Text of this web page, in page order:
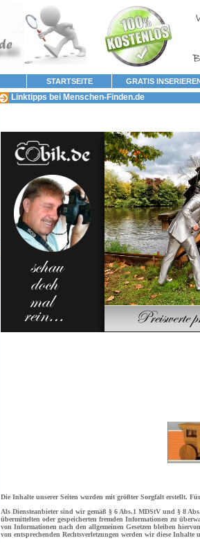
STARTSEITE GRATIS
Linktipps bei Menschen-Finden.de
Die Inhalte unserer Seiten wurden mit größter Sorgfalt erstellt.
Als Diensteanbieter sind wir gemäß § 6 Abs.1 MDStV und § 8
übermittelten oder gespeicherten fremden Informationen zu
von Informationen nach den allgemeinen Gesetzen bleiben
von entsprechenden Rechtsverletzungen werden wir diese Inhalte